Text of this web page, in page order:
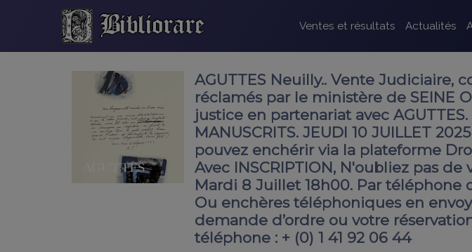
Ventes et résultats Actualités
AGUTTES Neuilly.. Vente Judiciaire,
réclamés par le ministère de SEINE
justice en partenariat avec AGUTTES.
MANUSCRITS. JEUDI 10 JUILLET
pouvez enchérir via la plateforme
Avec INSCRIPTION, N'oubliez pas de
Mardi 8 Juillet 18h00. Par téléphone
Ou enchères téléphoniques en
demande d’ordre ou votre
téléphone : + (0) 1 41 92 06 44